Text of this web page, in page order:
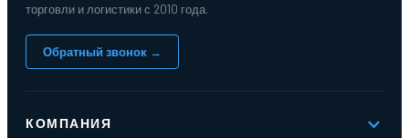
торговли и логистики с 2010 года.
Обратный звонок →
КОМПАНИЯ